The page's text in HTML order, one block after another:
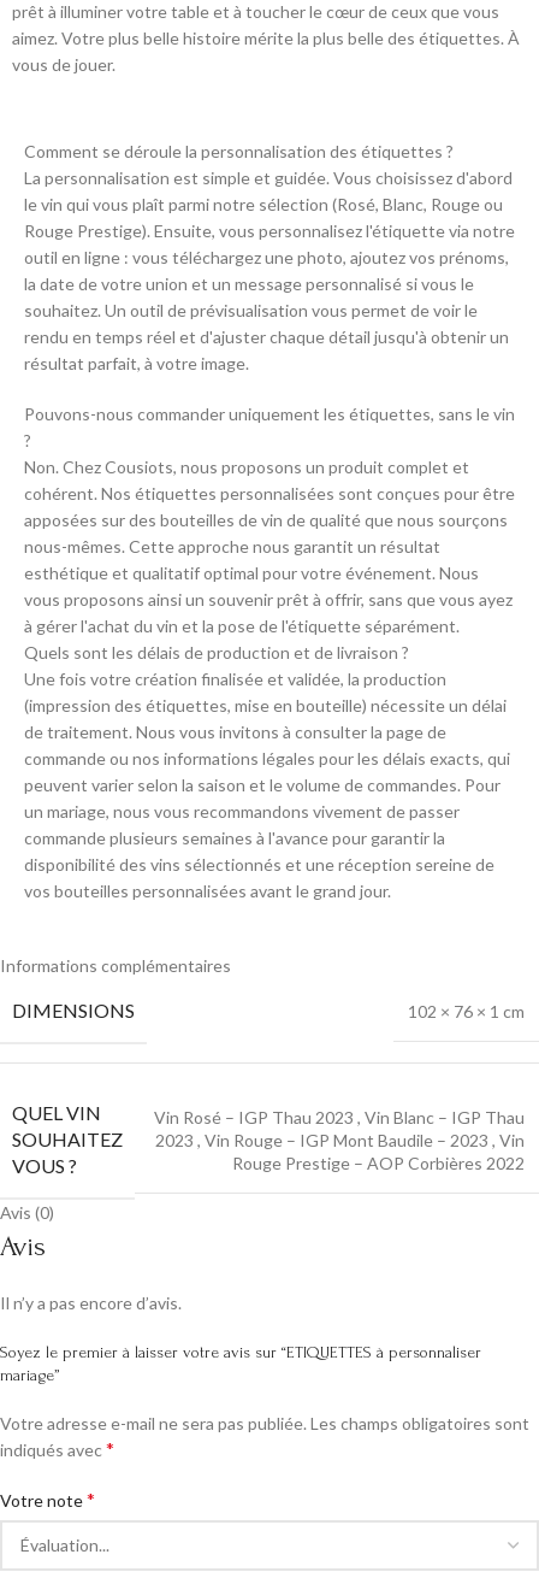
prêt à illuminer votre table et à toucher le cœur de ceux que vous
aimez. Votre plus belle histoire mérite la plus belle des étiquettes. À
vous de jouer.
Comment se déroule la personnalisation des étiquettes ?
La personnalisation est simple et guidée. Vous choisissez d'abord
le vin qui vous plaît parmi notre sélection (Rosé, Blanc, Rouge ou
Rouge Prestige). Ensuite, vous personnalisez l'étiquette via notre
outil en ligne : vous téléchargez une photo, ajoutez vos prénoms,
la date de votre union et un message personnalisé si vous le
souhaitez. Un outil de prévisualisation vous permet de voir le
rendu en temps réel et d'ajuster chaque détail jusqu'à obtenir un
résultat parfait, à votre image.
Pouvons-nous commander uniquement les étiquettes, sans le vin
?
Non. Chez Cousiots, nous proposons un produit complet et
cohérent. Nos étiquettes personnalisées sont conçues pour être
apposées sur des bouteilles de vin de qualité que nous sourçons
nous-mêmes. Cette approche nous garantit un résultat
esthétique et qualitatif optimal pour votre événement. Nous
vous proposons ainsi un souvenir prêt à offrir, sans que vous ayez
à gérer l'achat du vin et la pose de l'étiquette séparément.
Quels sont les délais de production et de livraison ?
Une fois votre création finalisée et validée, la production
(impression des étiquettes, mise en bouteille) nécessite un délai
de traitement. Nous vous invitons à consulter la page de
commande ou nos informations légales pour les délais exacts, qui
peuvent varier selon la saison et le volume de commandes. Pour
un mariage, nous vous recommandons vivement de passer
commande plusieurs semaines à l'avance pour garantir la
disponibilité des vins sélectionnés et une réception sereine de
vos bouteilles personnalisées avant le grand jour.
Informations complémentaires
DIMENSIONS 102 × 76 × 1 cm
QUEL VIN
SOUHAITEZ
VOUS ?
Vin Rosé – IGP Thau 2023 , Vin Blanc – IGP Thau
2023 , Vin Rouge – IGP Mont Baudile – 2023 , Vin
Rouge Prestige – AOP Corbières 2022
Avis (0)
Avis
Il n’y a pas encore d’avis.
Soyez le premier à laisser votre avis sur “ETIQUETTES à personnaliser
mariage”
Votre adresse e-mail ne sera pas publiée. Les champs obligatoires sont
indiqués avec*
Votre note*